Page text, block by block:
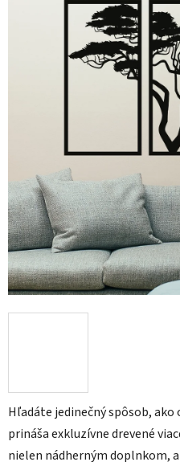
Hľadáte jedinečný spôsob, ako
prináša exkluzívne drevené
nielen nádherným doplnkom,